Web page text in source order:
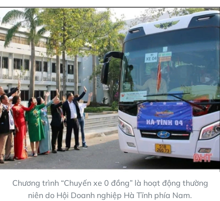
Chương trình “Chuyến xe 0 đồng” là hoạt động thường
niên do Hội Doanh nghiệp Hà Tĩnh phía Nam.